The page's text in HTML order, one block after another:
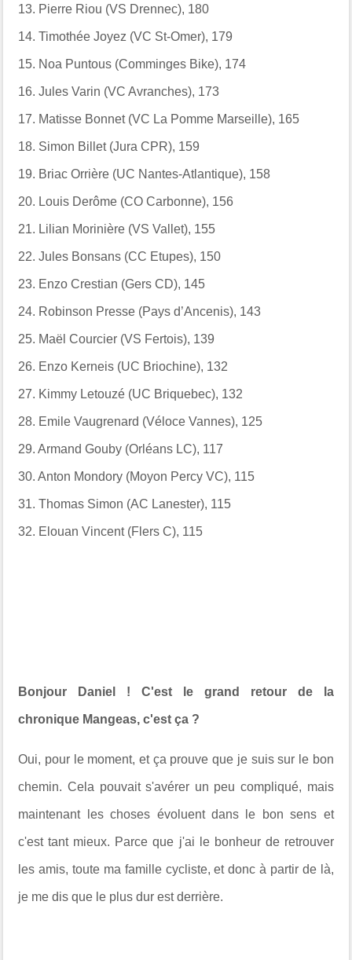
13. Pierre Riou (VS Drennec), 180
14. Timothée Joyez (VC St-Omer), 179
15. Noa Puntous (Comminges Bike), 174
16. Jules Varin (VC Avranches), 173
17. Matisse Bonnet (VC La Pomme Marseille), 165
18. Simon Billet (Jura CPR), 159
19. Briac Orrière (UC Nantes-Atlantique), 158
20. Louis Derôme (CO Carbonne), 156
21. Lilian Morinière (VS Vallet), 155
22. Jules Bonsans (CC Etupes), 150
23. Enzo Crestian (Gers CD), 145
24. Robinson Presse (Pays d’Ancenis), 143
25. Maël Courcier (VS Fertois), 139
26. Enzo Kerneis (UC Briochine), 132
27. Kimmy Letouzé (UC Briquebec), 132
28. Emile Vaugrenard (Véloce Vannes), 125
29. Armand Gouby (Orléans LC), 117
30. Anton Mondory (Moyon Percy VC), 115
31. Thomas Simon (AC Lanester), 115
32. Elouan Vincent (Flers C), 115
Bonjour Daniel ! C'est le grand retour de la
chronique Mangeas, c'est ça ?
Oui, pour le moment, et ça prouve que je suis sur le bon
chemin. Cela pouvait s'avérer un peu compliqué, mais
maintenant les choses évoluent dans le bon sens et
c'est tant mieux. Parce que j'ai le bonheur de retrouver
les amis, toute ma famille cycliste, et donc à partir de là,
je me dis que le plus dur est derrière.